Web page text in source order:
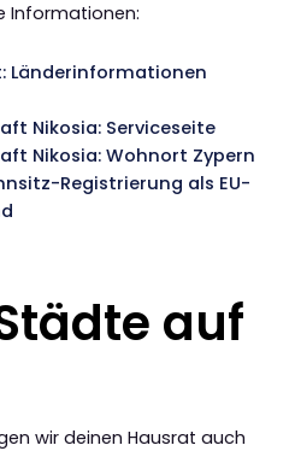
Informationen:
Länderinformationen
Nikosia: Serviceseite
Nikosia: Wohnort Zypern
Registrierung als EU-
auf
wir deinen Hausrat auch